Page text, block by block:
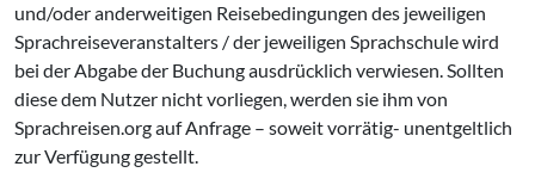
und/oder anderweitigen Reisebedingungen des jeweiligen
Sprachreiseveranstalters / der jeweiligen Sprachschule wird
bei der Abgabe der Buchung ausdrücklich verwiesen. Sollten
diese dem Nutzer nicht vorliegen, werden sie ihm von
Sprachreisen.org auf Anfrage – soweit vorrätig- unentgeltlich
zur Verfügung gestellt.